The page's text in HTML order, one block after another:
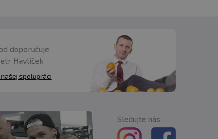
doporučuje
Havlíček
našej spolupráci
Sledujte nás